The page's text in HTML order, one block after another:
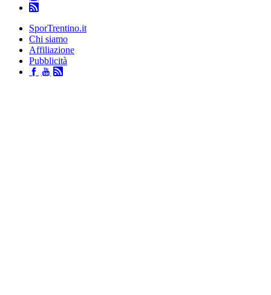
SporTrentino.it
Chi siamo
Affiliazione
Pubblicità